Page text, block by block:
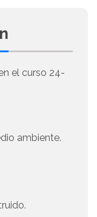
el curso 24-
ambiente.